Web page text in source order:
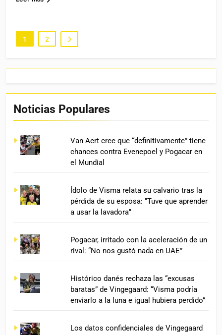
1 2
Noticias Populares
Van Aert cree que “definitivamente” tiene
chances contra Evenepoel y Pogacar en
el Mundial
Ídolo de Visma relata su calvario tras la
pérdida de su esposa: "Tuve que aprender
a usar la lavadora"
Pogacar, irritado con la aceleración de un
rival: “No nos gustó nada en UAE”
Histórico danés rechaza las “excusas
baratas” de Vingegaard: “Visma podría
enviarlo a la luna e igual hubiera perdido”
Los datos confidenciales de Vingegaard